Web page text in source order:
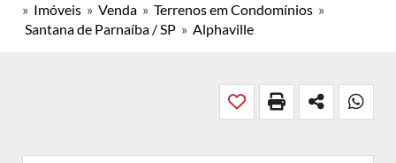
» Imóveis » Venda » Terrenos em Condomínios »
Santana de Parnaíba / SP » Alphaville